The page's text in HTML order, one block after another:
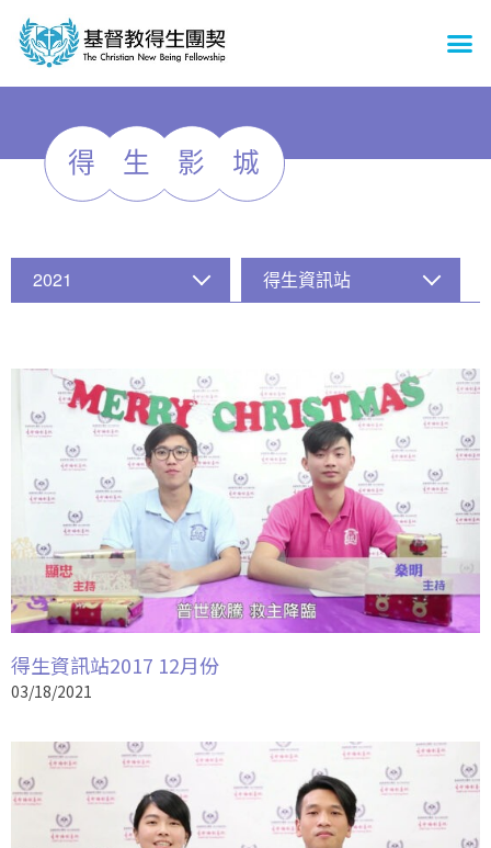
得 生 影 城
2021 得生資訊站
得生資訊站2017 12月份
03/18/2021